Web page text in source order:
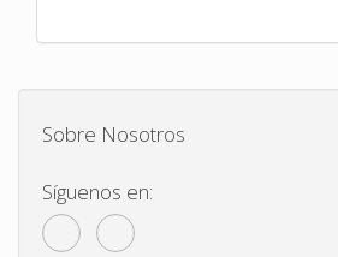
Sobre Nosotros
Síguenos en: